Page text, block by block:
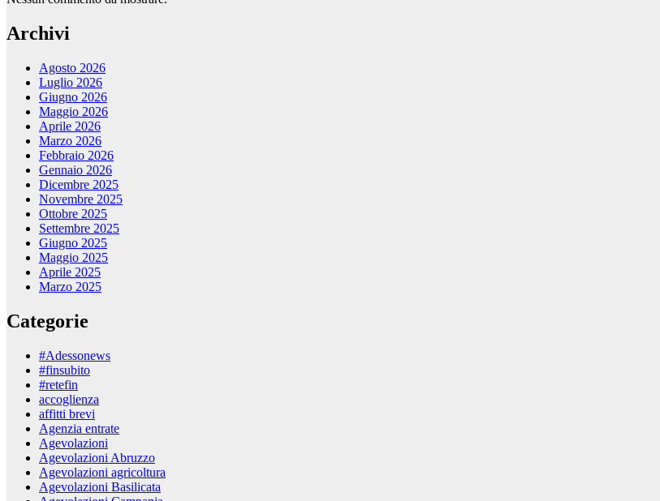
Archivi
Agosto 2026
Luglio 2026
Giugno 2026
Maggio 2026
Aprile 2026
Marzo 2026
Febbraio 2026
Gennaio 2026
Dicembre 2025
Novembre 2025
Ottobre 2025
Settembre 2025
Giugno 2025
Maggio 2025
Aprile 2025
Marzo 2025
Categorie
#Adessonews
#finsubito
#retefin
accoglienza
affitti brevi
Agenzia entrate
Agevolazioni
Agevolazioni Abruzzo
Agevolazioni agricoltura
Agevolazioni Basilicata